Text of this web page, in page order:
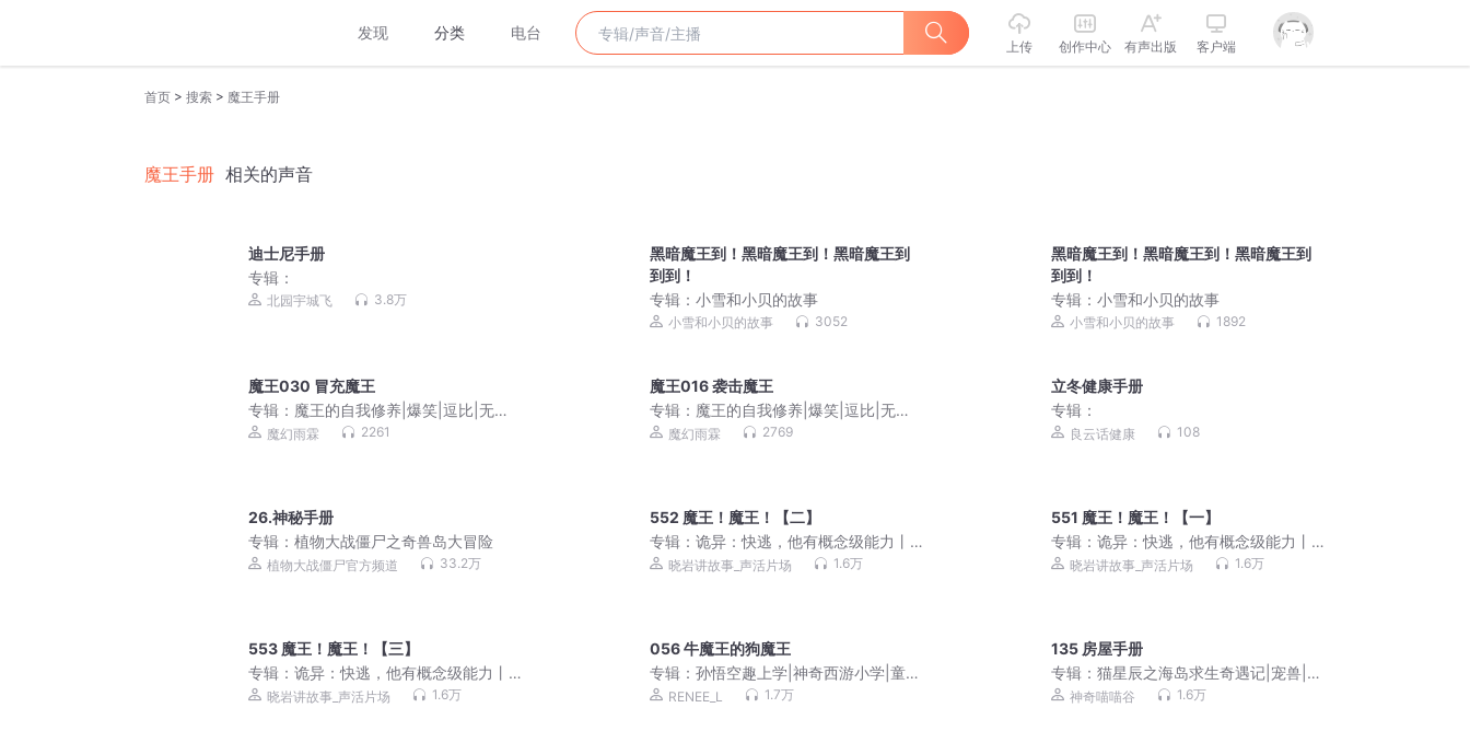
发现 分类 电台
上传 创作中心 有声出版 客户端
首页 > 搜索 > 魔王手册
魔王手册 相关的声音
迪士尼手册
专辑：
北园宇城飞 3.8万
黑暗魔王到！黑暗魔王到！黑暗魔王到
到到！
专辑：小雪和小贝的故事
小雪和小贝的故事 3052
黑暗魔王到！黑暗魔王到！黑暗魔王到
到到！
专辑：小雪和小贝的故事
小雪和小贝的故事 1892
魔王030 冒充魔王
专辑： 魔王的自我修养|爆笑|逗比|无节
操|奇幻|多人有声剧
魔幻雨霖 2261
魔王016 袭击魔王
专辑： 魔王的自我修养|爆笑|逗比|无节
操|奇幻|多人有声剧
魔幻雨霖 2769
立冬健康手册
专辑：
良云话健康 108
26.神秘手册
专辑： 植物大战僵尸之奇兽岛大冒险
植物大战僵尸官方频道 33.2万
552 魔王！魔王！【二】
专辑：诡异：快逃，他有概念级能力丨
灵异搞笑丨欢乐爽剧丨VIP免费丨精品 |
晓岩讲故事_声活片场 1.6万
551 魔王！魔王！【一】
专辑：诡异：快逃，他有概念级能力丨
灵异搞笑丨欢乐爽剧丨VIP免费丨精品 |
晓岩讲故事_声活片场 1.6万
553 魔王！魔王！【三】
专辑： 诡异：快逃，他有概念级能力丨
灵异搞笑丨欢乐爽剧丨VIP免费丨精品 |
晓岩讲故事_声活片场 1.6万
056 牛魔王的狗魔王
专辑：孙悟空趣上学|神奇西游小学|童话
版米小圈｜幽默搞笑
RENEE_L 1.7万
135 房屋手册
专辑：猫星辰之海岛求生奇遇记|宠兽|囤
货|系统|少年成长
神奇喵喵谷 1.6万